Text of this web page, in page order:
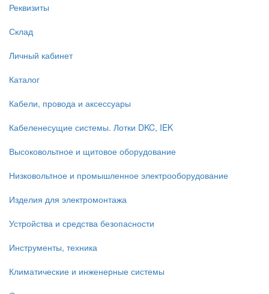
Реквизиты
Склад
Личный кабинет
Каталог
Кабели, провода и аксессуары
Кабеленесущие системы. Лотки DKC, IEK
Высоковольтное и щитовое оборудование
Низковольтное и промышленное электрооборудование
Изделия для электромонтажа
Устройства и средства безопасности
Инструменты, техника
Климатические и инженерные системы